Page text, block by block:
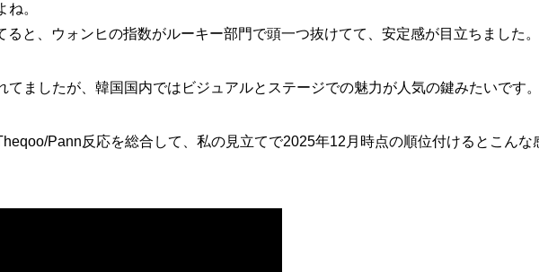
。
と、ウォンヒの指数がルーキー部門で頭一つ抜けてて、安定感が目立ちました。
ましたが、韓国国内ではビジュアルとステージでの魅力が人気の鍵みたいです。
Pann反応を総合して、私の見立てで2025年12月時点の順位付けるとこんな